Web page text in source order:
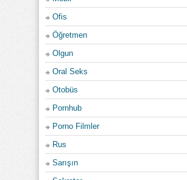
Ofis
Öğretmen
Olgun
Oral Seks
Otobüs
Pornhub
Porno Filmler
Rus
Sarışın